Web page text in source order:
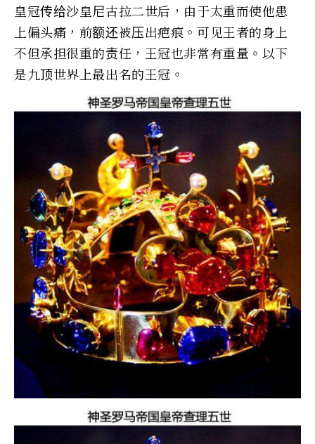
皇冠传给沙皇尼古拉二世后，由于太重而使他患
上偏头痛，前额还被压出疤痕。可见王者的身上
不但承担很重的责任，王冠也非常有重量。以下
是九顶世界上最出名的王冠。